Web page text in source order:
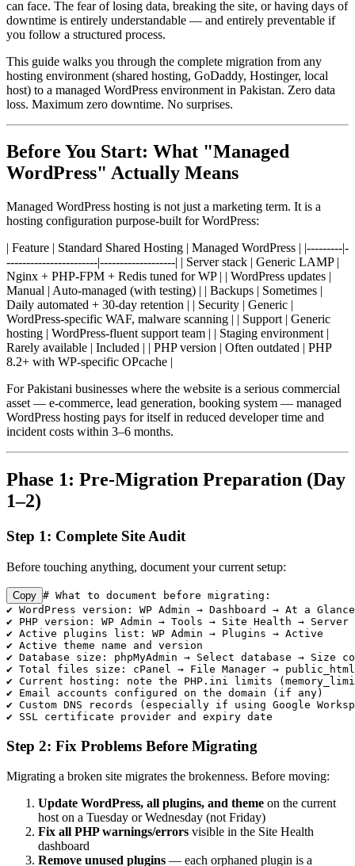
can face. The fear of losing data, breaking the site, or having days of
downtime is entirely understandable — and entirely preventable if
you follow a structured process.
This guide walks you through the complete migration from any
hosting environment (shared hosting, GoDaddy, Hostinger, local
host) to a managed WordPress environment in Pakistan. Zero data
loss. Maximum zero downtime. No surprises.
Before You Start: What "Managed
WordPress" Actually Means
Managed WordPress hosting is not just a marketing term. It is a
hosting configuration purpose-built for WordPress:
| Feature | Standard Shared Hosting | Managed WordPress | |---------|-
-----------------------|-------------------| | Server stack | Generic LAMP |
Nginx + PHP-FPM + Redis tuned for WP | | WordPress updates |
Manual | Auto-managed (with testing) | | Backups | Sometimes |
Daily automated + 30-day retention | | Security | Generic |
WordPress-specific WAF, malware scanning | | Support | Generic
hosting | WordPress-fluent support team | | Staging environment |
Rarely available | Included | | PHP version | Often outdated | PHP
8.2+ with WP-specific OPcache |
For Pakistani businesses where the website is a serious commercial
asset — e-commerce, lead generation, booking system — managed
WordPress hosting pays for itself in reduced developer time and
incident costs within 3–6 months.
Phase 1: Pre-Migration Preparation (Day
1–2)
Step 1: Complete Site Audit
Before touching anything, document your current setup:
Copy # What to document before migrating:
✔ WordPress version: WP Admin → Dashboard → At a Glance
✔ PHP version: WP Admin → Tools → Site Health → Server
✔ Active plugins list: WP Admin → Plugins → Active
✔ Active theme name and version
✔ Database size: phpMyAdmin → Select database → Size
✔ Total files size: cPanel → File Manager →
✔ Current hosting: note the PHP.ini limits
✔ Email accounts configured on the domain (if any)
✔ Custom DNS records (especially if using Google
✔ SSL certificate provider and expiry date
Step 2: Fix Problems Before Migrating
Migrating a broken site migrates the brokenness. Before moving:
Update WordPress, all plugins, and theme on the current
host on a Tuesday or Wednesday (not Friday)
Fix all PHP warnings/errors visible in the Site Health
dashboard
Remove unused plugins — each orphaned plugin is a